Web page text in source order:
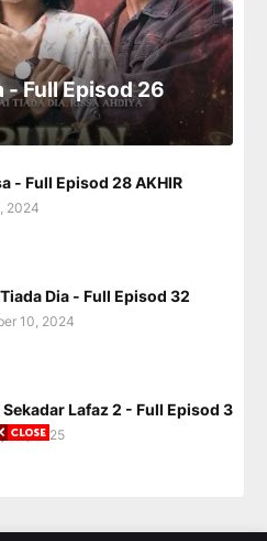
- Full Episod 26
- Full Episod 28 AKHIR
2024
Dia - Full Episod 32
10, 2024
Lafaz 2 - Full Episod 3
28, 2025